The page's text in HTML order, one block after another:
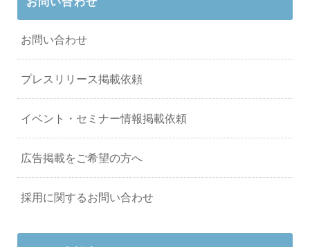
お問い合わせ
プレスリリース掲載依頼
イベント・セミナー情報掲載依頼
広告掲載をご希望の方へ
採用に関するお問い合わせ